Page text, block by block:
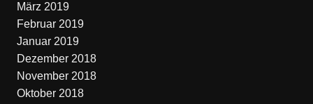
März 2019
Februar 2019
Januar 2019
Dezember 2018
November 2018
Oktober 2018